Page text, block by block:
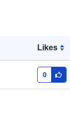
Likes
0